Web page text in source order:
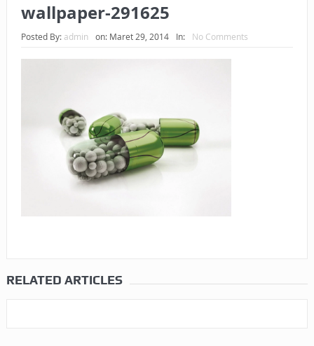
wallpaper-291625
Posted By: admin on: Maret 29, 2014 In: No Comments
RELATED ARTICLES